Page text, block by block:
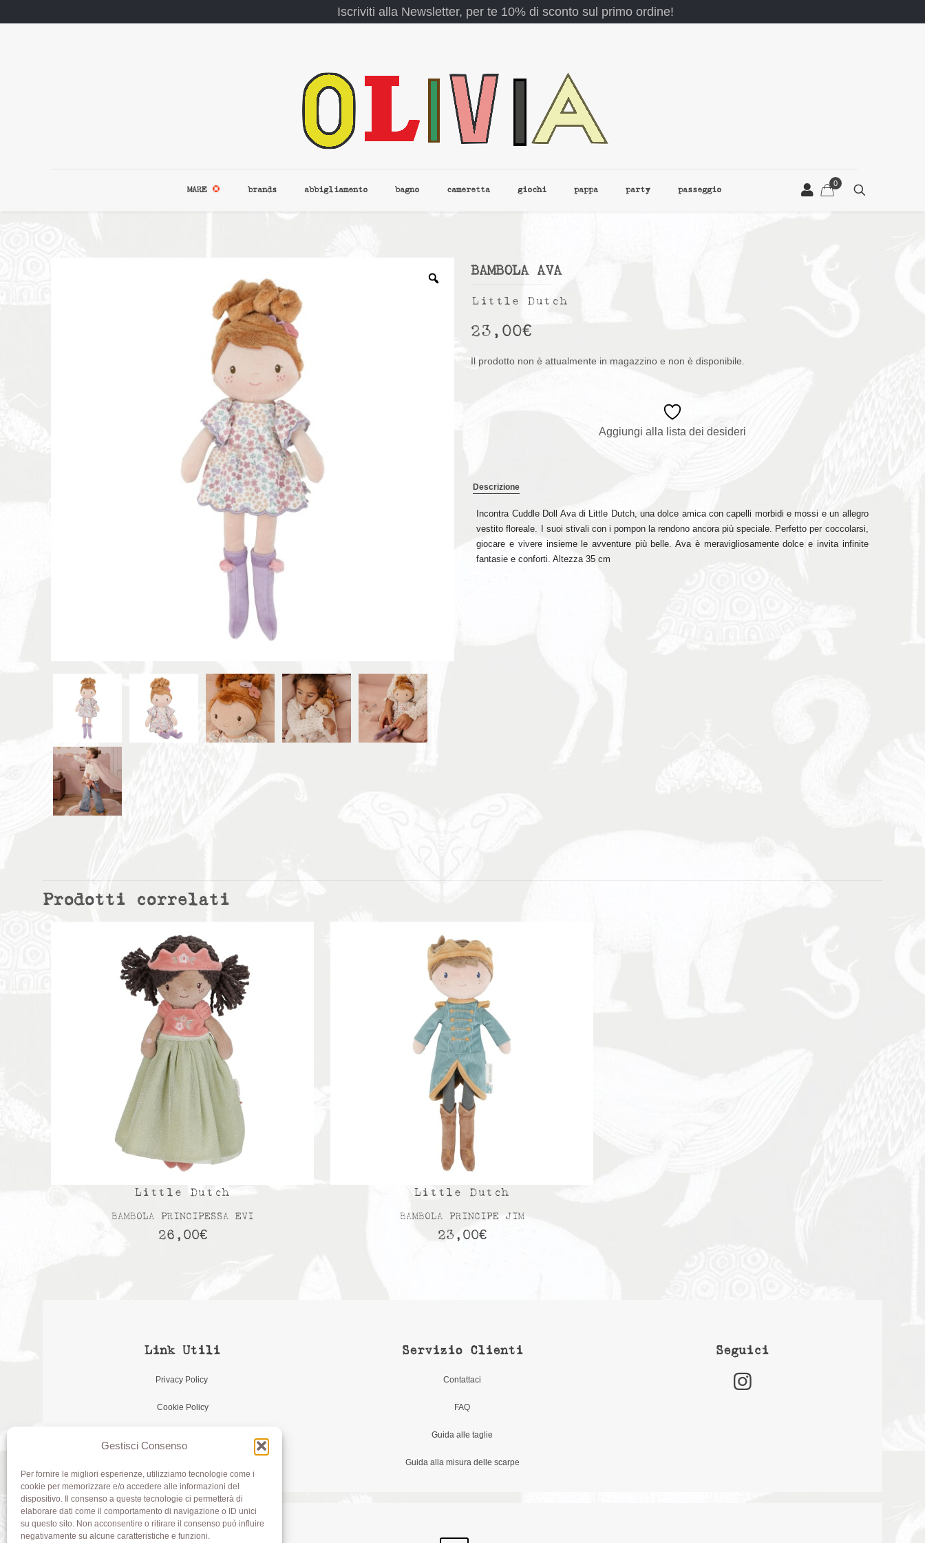
Gestisci Consenso
Per fornire le migliori esperienze, utilizziamo tecnologie come i
cookie per memorizzare e/o accedere alle informazioni del
dispositivo. Il consenso a queste tecnologie ci permetterà di
elaborare dati come il comportamento di navigazione o ID unici
su questo sito. Non acconsentire o ritirare il consenso può influire
negativamente su alcune caratteristiche e funzioni.
Iscriviti alla Newsletter, per te 10% di sconto sul primo ordine!
MARE brands abbigliamento bagno cameretta giochi pappa party passeggio
0
BAMBOLA AVA
Little Dutch
23,00€
Il prodotto non è attualmente in magazzino e non è disponibile.
Aggiungi alla lista dei desideri
Descrizione
Incontra Cuddle Doll Ava di Little Dutch, una dolce amica con capelli morbidi e mossi e un allegro
vestito floreale. I suoi stivali con i pompon la rendono ancora più speciale. Perfetto per coccolarsi,
giocare e vivere insieme le avventure più belle. Ava è meravigliosamente dolce e invita infinite
fantasie e conforti. Altezza 35 cm
Prodotti correlati
Little Dutch
BAMBOLA PRINCIPESSA EVI
26,00€
Little Dutch
BAMBOLA PRINCIPE JIM
23,00€
Link Utili
Privacy Policy
Cookie Policy
Servizio Clienti
Contattaci
FAQ
Guida alle taglie
Guida alla misura delle scarpe
Seguici